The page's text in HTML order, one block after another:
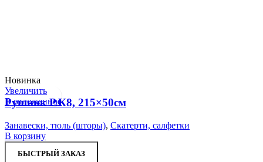
Новинка
Увеличить
В отложенное
Рушник Р.К8, 215×50см
Занавески, тюль (шторы), Скатерти, салфетки
В корзину
БЫСТРЫЙ ЗАКАЗ